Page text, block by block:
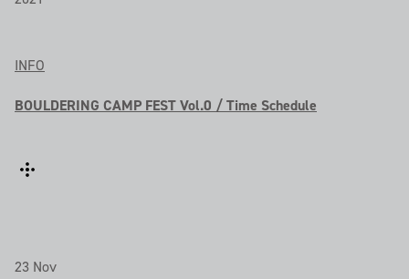
INFO
BOULDERING CAMP FEST Vol.0 / Time Schedule
23 Nov